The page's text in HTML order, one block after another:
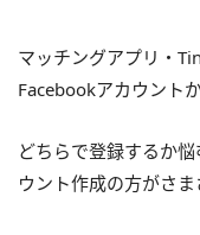
マッチングアプリ・
Facebookアカウント
どちらで登録するか
ウント作成の方がさま